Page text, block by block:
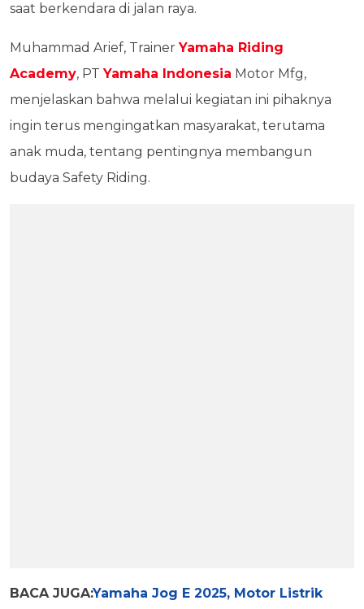
saat berkendara di jalan raya.
Muhammad Arief, TrainerYamaha Riding
Academy, PTYamaha Indonesia Motor Mfg,
menjelaskan bahwa melalui kegiatan ini pihaknya
ingin terus mengingatkan masyarakat, terutama
anak muda, tentang pentingnya membangun
budaya Safety Riding.
BACA JUGA:Yamaha Jog E 2025, Motor Listrik